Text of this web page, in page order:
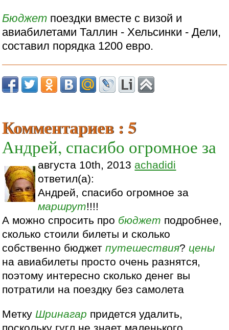
Бюджет поездки вместе с визой и
авиабилетами Таллин - Хельсинки - Дели,
составил порядка 1200 евро.
Комментариев : 5
Андрей, спасибо огромное за
августа 10th, 2013 achadidi
ответил(а):
Андрей, спасибо огромное за
маршрут!!!!
А можно спросить про бюджет подробнее,
сколько стоили билеты и сколько
собственно бюджетпутешествия? цены
на авиабилеты просто очень разнятся,
поэтому интересно сколько денег вы
потратили на поездку без самолета
МеткуШринагар придется удалить,